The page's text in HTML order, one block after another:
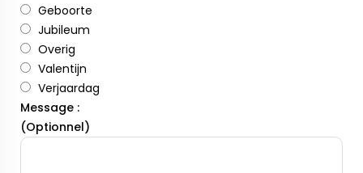
Geboorte
Jubileum
Overig
Valentijn
Verjaardag
Message :
(Optionnel)